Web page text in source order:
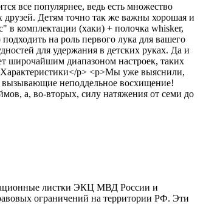
все популярнее, ведь есть множество
Детям точно так же важны хорошая и
в комплектации (хаки) + полочка whisker,
на роль первого лука для вашего
для удержания в детских руках. Да и
широчайшим диапазоном настроек, таких
p> <p>Мы уже выяснили,
вызывающие неподдельное восхищение!
а, во-вторых, силу натяжения от семи до
листки ЭКЦ МВД России и
ограничений на территории РФ. Эти